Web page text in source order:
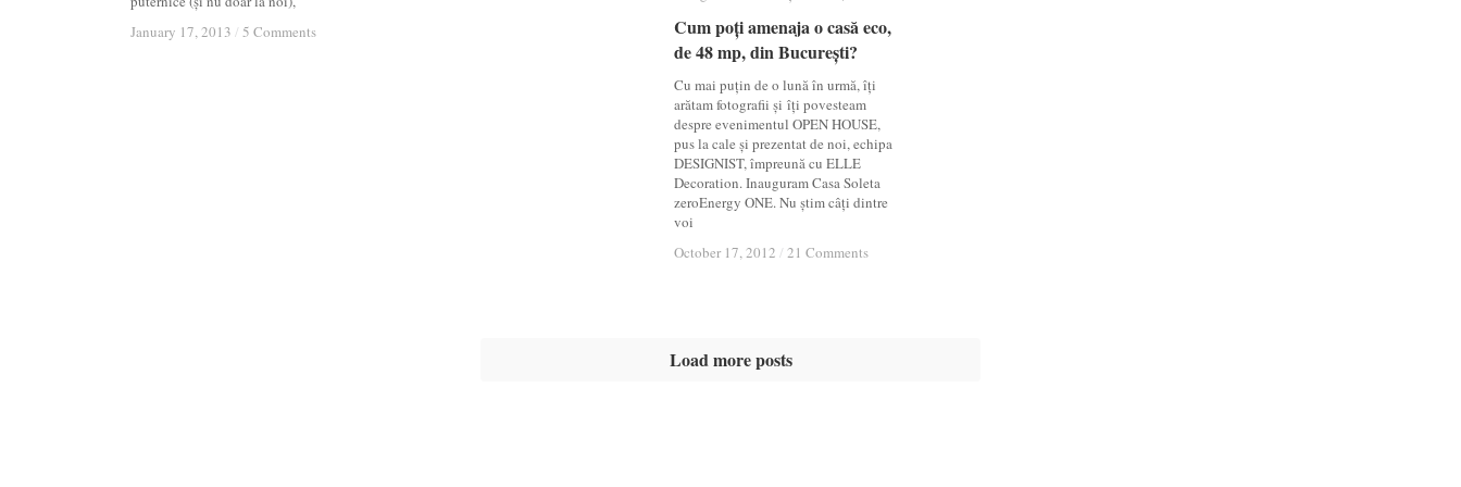
January 17, 2013 / 5 Comments
January 17, 2013 / 5 Comments
Cum poți amenaja o casă eco,
de 48 mp, din București?
Cu mai puțin de o lună în urmă, îți
arătam fotografii și îți povesteam
despre evenimentul OPEN HOUSE,
pus la cale și prezentat de noi, echipa
DESIGNIST, împreună cu ELLE
Decoration. Inauguram Casa Soleta
zeroEnergy ONE. Nu știm câți dintre
voi
October 17, 2012 / 21 Comments
Cum poți amenaja o casă eco,
de 48 mp, din București?
October 17, 2012 / 21 Comments
Load more posts